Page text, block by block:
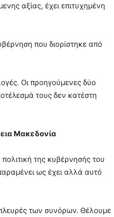
αξίας, έχει επιτυχημένη
που διορίστηκε από
Οι προηγούμενες δύο
τους δεν κατέστη
Μακεδονία
της κυβέρνησής του
ως έχει αλλά αυτό
των συνόρων. Θέλουμε